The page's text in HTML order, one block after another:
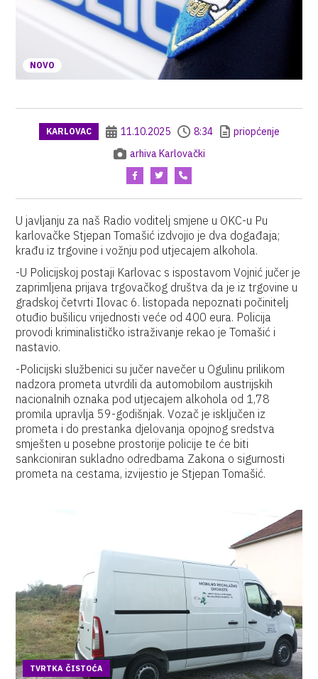
NOVO
KARLOVAC 11.10.2025 8:34
priopćenje
arhiva Karlovački
U javljanju za naš Radio voditelj smjene u OKC-u Pu
karlovačke Stjepan Tomašić izdvojio je dva događaja;
krađu iz trgovine i vožnju pod utjecajem alkohola.
-U Policijskoj postaji Karlovac s ispostavom Vojnić jučer je
zaprimljena prijava trgovačkog društva da je iz trgovine u
gradskoj četvrti Ilovac 6. listopada nepoznati počinitelj
otuđio bušilicu vrijednosti veće od 400 eura. Policija
provodi kriminalističko istraživanje rekao je Tomašić i
nastavio.
-Policijski službenici su jučer navečer u Ogulinu prilikom
nadzora prometa utvrdili da automobilom austrijskih
nacionalnih oznaka pod utjecajem alkohola od 1,78
promila upravlja 59-godišnjak. Vozač je isključen iz
prometa i do prestanka djelovanja opojnog sredstva
smješten u posebne prostorije policije te će biti
sankcioniran sukladno odredbama Zakona o sigurnosti
prometa na cestama, izvijestio je Stjepan Tomašić.
TVRTKA ČISTOĆA